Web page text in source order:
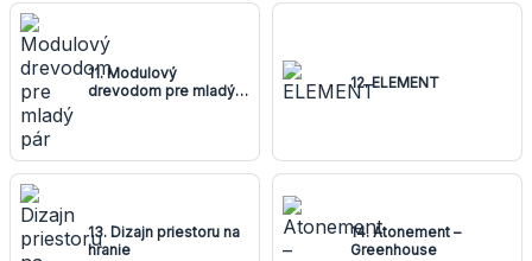
11. Modulový
drevodom pre mladý
12. ELEMENT
13. Dizajn priestoru na
hranie
14. Atonement –
Greenhouse